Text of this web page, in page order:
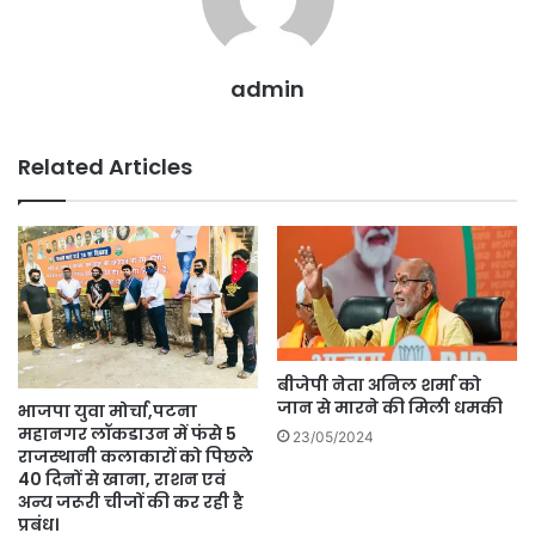
admin
Related Articles
भाजपा युवा मोर्चा,पटना
महानगर लॉकडाउन में फंसे 5
राजस्थानी कलाकारों को पिछले
40 दिनों से खाना, राशन एवं
अन्य जरूरी चीजों की कर रही है
प्रबंध।
बीजेपी नेता अनिल शर्मा को
जान से मारने की मिली धमकी
23/05/2024